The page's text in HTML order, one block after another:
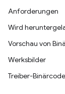
Anforderungen
Wird
Vorschau von
Werksbilder
Treiber-